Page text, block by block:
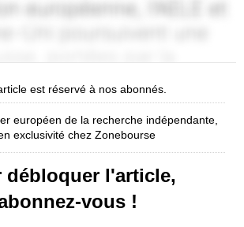
est réservé à nos abonnés.
européen de la recherche indépendante,
exclusivité chez Zonebourse
débloquer l'article,
vous !